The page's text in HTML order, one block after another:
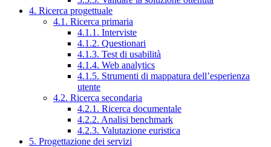
4. Ricerca progettuale
4.1. Ricerca primaria
4.1.1. Interviste
4.1.2. Questionari
4.1.3. Test di usabilità
4.1.4. Web analytics
4.1.5. Strumenti di mappatura dell’esperienza
utente
4.2. Ricerca secondaria
4.2.1. Ricerca documentale
4.2.2. Analisi benchmark
4.2.3. Valutazione euristica
5. Progettazione dei servizi